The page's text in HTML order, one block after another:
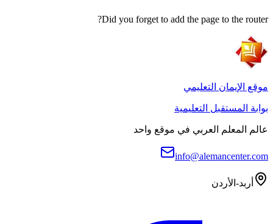
Did you forget to add the page to the router?
موقع الإيمان التعليمي
بوابة المستقبل التعليمية
عالم المعلم العربي في موقع واحد
info@alemancenter.com
أربد-الأردن